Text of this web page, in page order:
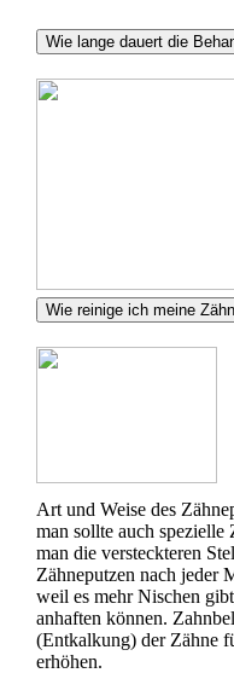
Wie lange dauert die
Wie reinige ich meine
Art und Weise des
man sollte auch spezielle
man die versteckteren
Zähneputzen nach jeder
weil es mehr Nischen
anhaften können.
(Entkalkung) der Zähne
erhöhen.